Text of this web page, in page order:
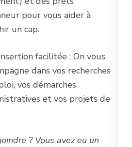
pour vous aider à
un cap.
facilitée : On vous
dans vos recherches
vos démarches
et vos projets de
? Vous avez eu un